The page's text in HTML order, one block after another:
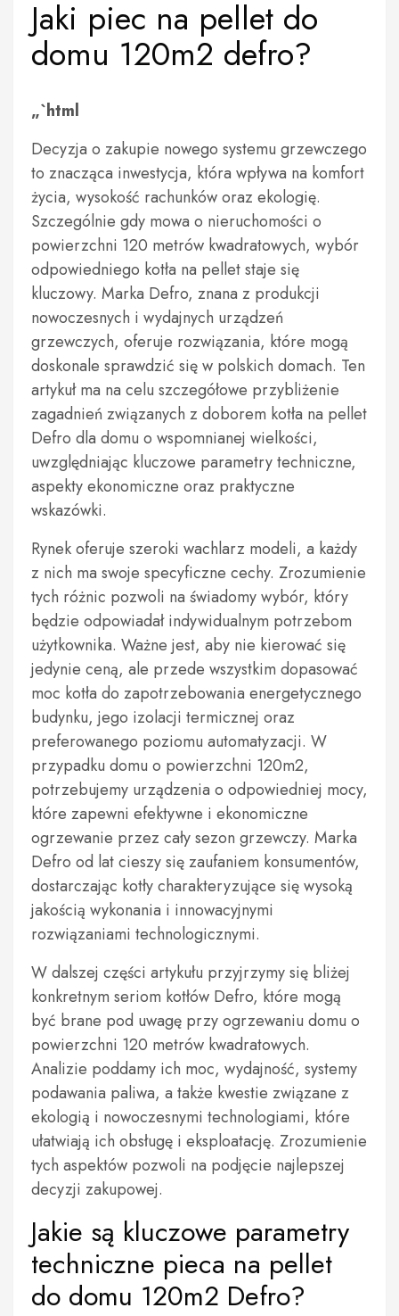
Jaki piec na pellet do
domu 120m2 defro?
„`html
Decyzja o zakupie nowego systemu grzewczego
to znacząca inwestycja, która wpływa na komfort
życia, wysokość rachunków oraz ekologię.
Szczególnie gdy mowa o nieruchomości o
powierzchni 120 metrów kwadratowych, wybór
odpowiedniego kotła na pellet staje się
kluczowy. Marka Defro, znana z produkcji
nowoczesnych i wydajnych urządzeń
grzewczych, oferuje rozwiązania, które mogą
doskonale sprawdzić się w polskich domach. Ten
artykuł ma na celu szczegółowe przybliżenie
zagadnień związanych z doborem kotła na pellet
Defro dla domu o wspomnianej wielkości,
uwzględniając kluczowe parametry techniczne,
aspekty ekonomiczne oraz praktyczne
wskazówki.
Rynek oferuje szeroki wachlarz modeli, a każdy
z nich ma swoje specyficzne cechy. Zrozumienie
tych różnic pozwoli na świadomy wybór, który
będzie odpowiadał indywidualnym potrzebom
użytkownika. Ważne jest, aby nie kierować się
jedynie ceną, ale przede wszystkim dopasować
moc kotła do zapotrzebowania energetycznego
budynku, jego izolacji termicznej oraz
preferowanego poziomu automatyzacji. W
przypadku domu o powierzchni 120m2,
potrzebujemy urządzenia o odpowiedniej mocy,
które zapewni efektywne i ekonomiczne
ogrzewanie przez cały sezon grzewczy. Marka
Defro od lat cieszy się zaufaniem konsumentów,
dostarczając kotły charakteryzujące się wysoką
jakością wykonania i innowacyjnymi
rozwiązaniami technologicznymi.
W dalszej części artykułu przyjrzymy się bliżej
konkretnym seriom kotłów Defro, które mogą
być brane pod uwagę przy ogrzewaniu domu o
powierzchni 120 metrów kwadratowych.
Analizie poddamy ich moc, wydajność, systemy
podawania paliwa, a także kwestie związane z
ekologią i nowoczesnymi technologiami, które
ułatwiają ich obsługę i eksploatację. Zrozumienie
tych aspektów pozwoli na podjęcie najlepszej
decyzji zakupowej.
Jakie są kluczowe parametry
techniczne pieca na pellet
do domu 120m2 Defro?